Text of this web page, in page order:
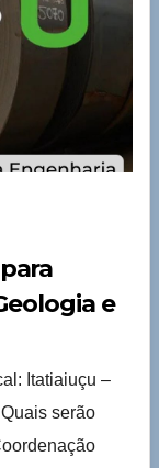
e
Itatiaiuçu –
serão